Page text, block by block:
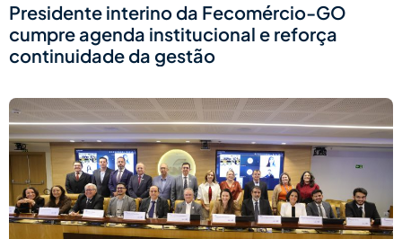
Presidente interino da Fecomércio-GO
cumpre agenda institucional e reforça
continuidade da gestão